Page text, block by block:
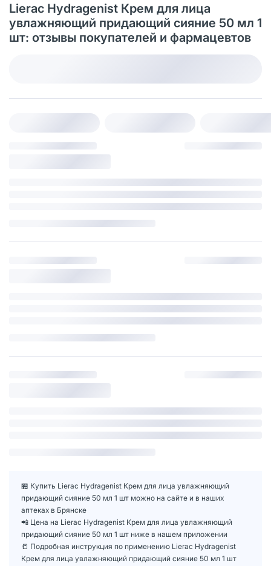
Lierac Hydragenist Крем для лица
увлажняющий придающий сияние 50 мл 1
шт: отзывы покупателей и фармацевтов
🏪 Купить Lierac Hydragenist Крем для лица увлажняющий
придающий сияние 50 мл 1 шт можно на сайте и в наших
аптеках в Брянске
📲 Цена на Lierac Hydragenist Крем для лица увлажняющий
придающий сияние 50 мл 1 шт ниже в нашем приложении
📒 Подробная инструкция по применению Lierac Hydragenist
Крем для лица увлажняющий придающий сияние 50 мл 1 шт